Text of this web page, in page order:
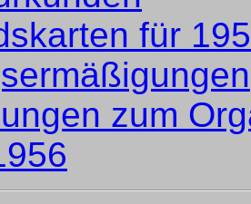
für
zum